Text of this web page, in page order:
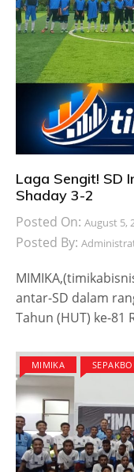
Laga Sengit! SD
Shaday 3-2
Posted On: August 5,
Posted By:
antar-SD dalam
Tahun (HUT) ke-81
MIMIKA